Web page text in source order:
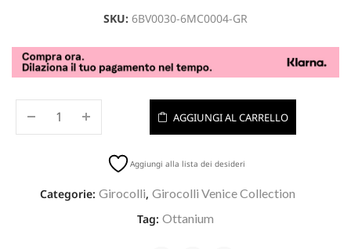
SKU: 6BV0030-6MC0004-GR
AGGIUNGI AL CARRELLO
Aggiungi alla lista dei desideri
Categorie: Girocolli, Girocolli Venice Collection
Tag: Ottanium